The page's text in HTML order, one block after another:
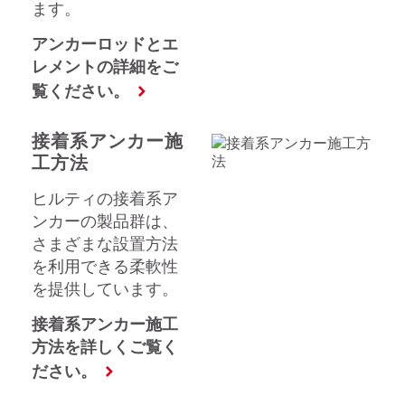
ます。
アンカーロッドとエ
レメントの詳細をご
覧ください。
接着系アンカー施
工方法
ヒルティの接着系ア
ンカーの製品群は、
さまざまな設置方法
を利用できる柔軟性
を提供しています。
接着系アンカー施工
方法を詳しくご覧く
ださい。